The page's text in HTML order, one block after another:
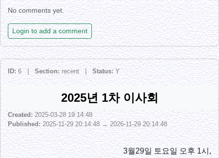
No comments yet.
Login to add a comment
ID:6 |Section:recent |Status:Y
2025년 1차 이사회
Created:2025-03-28 19:14:48
Published:2025-11-29 20:14:48 → 2026-11-29 20:14:48
3월29일 토요일 오후 1시,